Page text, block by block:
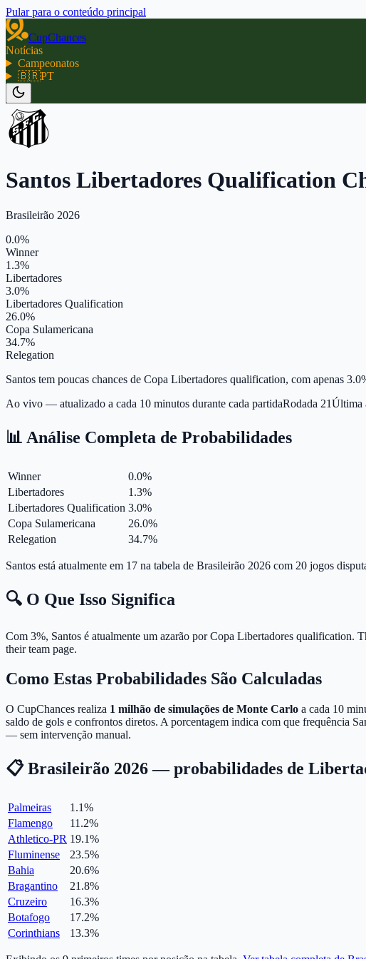
Pular para o conteúdo principal
CupChances
Notícias
Campeonatos
🇧🇷PT
Santos Libertadores Qualification
Brasileirão 2026
0.0%
Winner
1.3%
Libertadores
3.0%
Libertadores Qualification
26.0%
Copa Sulamericana
34.7%
Relegation
Santos tem poucas chances de Copa Libertadores qualification, com apenas
Ao vivo — atualizado a cada 10 minutos durante cada partidaRodada 21Última
📊 Análise Completa de Probabilidades
Winner 0.0%
Libertadores
1.3%
Libertadores Qualification 3.0%
Copa Sulamericana
26.0%
Relegation
34.7%
Santos está atualmente em 17 na tabela de Brasileirão 2026 com 20 jogos
🔍 O Que Isso Significa
Com 3%, Santos é atualmente um azarão por Copa Libertadores qualification.
their team page.
Como Estas Probabilidades São Calculadas
O CupChances realiza 1 milhão de simulações de Monte Carlo a cada 10
saldo de gols e confrontos diretos. A porcentagem indica com que frequência
— sem intervenção manual.
📋 Brasileirão 2026 — probabilidades de
Palmeiras 1.1%
Flamengo
11.2%
Athletico-PR 19.1%
Fluminense
23.5%
Bahia
20.6%
Bragantino
21.8%
Cruzeiro
16.3%
Botafogo
17.2%
Corinthians
13.3%